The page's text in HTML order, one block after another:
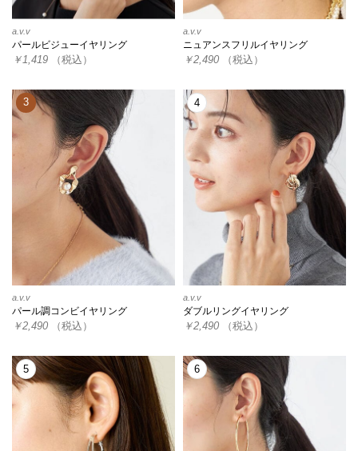
a.v.v
パールビジューイヤリング
￥1,419 （税込）
a.v.v
ニュアンスフリルイヤリング
￥2,490 （税込）
3
a.v.v
パール調コンビイヤリング
￥2,490 （税込）
4
a.v.v
ダブルリングイヤリング
￥2,490 （税込）
5 6